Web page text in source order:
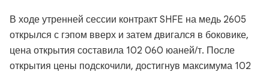
В ходе утренней сессии контракт SHFE на медь 2605
открылся с гэпом вверх и затем двигался в боковике,
цена открытия составила 102 060 юаней/т. После
открытия цены подскочили, достигнув максимума 102